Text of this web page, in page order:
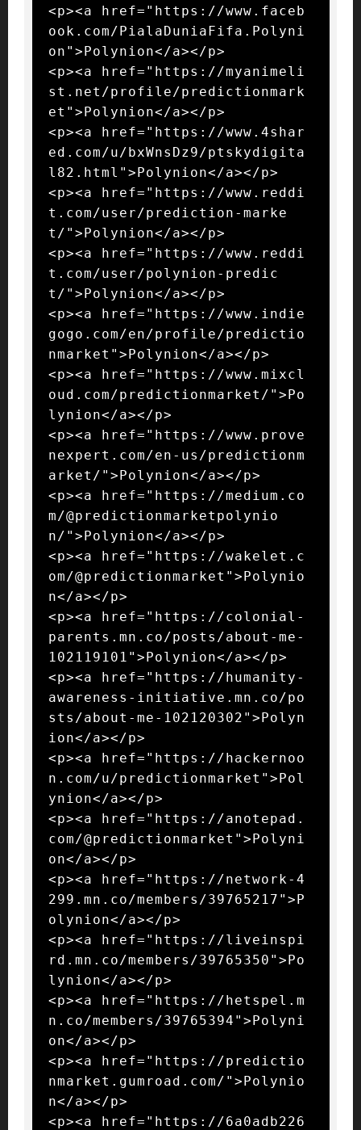
<p><a href="https://www.faceb
ook.com/PialaDuniaFifa.Polyni
on">Polynion</a></p>
<p><a href="https://myanimeli
st.net/profile/predictionmark
et">Polynion</a></p>
<p><a href="https://www.4shar
ed.com/u/bxWnsDz9/ptskydigita
l82.html">Polynion</a></p>
<p><a href="https://www.reddi
t.com/user/prediction-marke
t/">Polynion</a></p>
<p><a href="https://www.reddi
t.com/user/polynion-predic
t/">Polynion</a></p>
<p><a href="https://www.indie
gogo.com/en/profile/predictio
nmarket">Polynion</a></p>
<p><a href="https://www.mixcl
oud.com/predictionmarket/">Po
lynion</a></p>
<p><a href="https://www.prove
nexpert.com/en-us/predictionm
arket/">Polynion</a></p>
<p><a href="https://medium.co
m/@predictionmarketpolynio
n/">Polynion</a></p>
<p><a href="https://wakelet.c
om/@predictionmarket">Polynio
n</a></p>
<p><a href="https://colonial-
parents.mn.co/posts/about-me-
102119101">Polynion</a></p>
<p><a href="https://humanity-
awareness-initiative.mn.co/po
sts/about-me-102120302">Polyn
ion</a></p>
<p><a href="https://hackernoo
n.com/u/predictionmarket">Pol
ynion</a></p>
<p><a href="https://anotepad.
com/@predictionmarket">Polyni
on</a></p>
<p><a href="https://network-4
299.mn.co/members/39765217">P
olynion</a></p>
<p><a href="https://liveinspi
rd.mn.co/members/39765350">Po
lynion</a></p>
<p><a href="https://hetspel.m
n.co/members/39765394">Polyni
on</a></p>
<p><a href="https://predictio
nmarket.gumroad.com/">Polynio
n</a></p>
<p><a href="https://6a0adb226